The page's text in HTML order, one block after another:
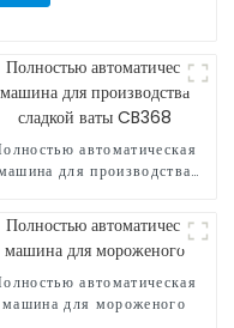
автоматическая
для производства
автоматическая
машина для мороженого